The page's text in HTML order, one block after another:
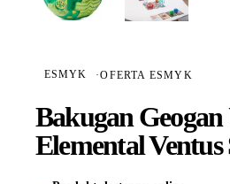
ESMYK ·OFERTA ESMYK
Bakugan
Elemental